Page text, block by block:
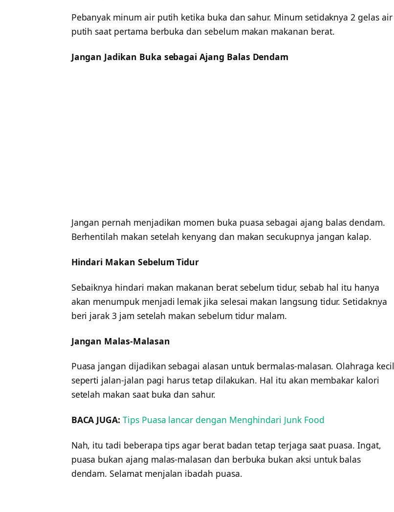
Pebanyak minum air putih ketika buka dan sahur. Minum setidaknya 2 gelas air
putih saat pertama berbuka dan sebelum makan makanan berat.
Jangan Jadikan Buka sebagai Ajang Balas Dendam
Jangan pernah menjadikan momen buka puasa sebagai ajang balas dendam.
Berhentilah makan setelah kenyang dan makan secukupnya jangan kalap.
Hindari Makan Sebelum Tidur
Sebaiknya hindari makan makanan berat sebelum tidur, sebab hal itu hanya
akan menumpuk menjadi lemak jika selesai makan langsung tidur. Setidaknya
beri jarak 3 jam setelah makan sebelum tidur malam.
Jangan Malas-Malasan
Puasa jangan dijadikan sebagai alasan untuk bermalas-malasan. Olahraga kecil
seperti jalan-jalan pagi harus tetap dilakukan. Hal itu akan membakar kalori
setelah makan saat buka dan sahur.
BACA JUGA: Tips Puasa lancar dengan Menghindari Junk Food
Nah, itu tadi beberapa tips agar berat badan tetap terjaga saat puasa. Ingat,
puasa bukan ajang malas-malasan dan berbuka bukan aksi untuk balas
dendam. Selamat menjalan ibadah puasa.